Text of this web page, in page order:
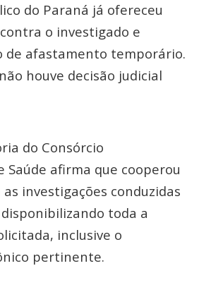
do Paraná já ofereceu
o investigado e
de afastamento temporário.
houve decisão judicial
do Consórcio
Saúde afirma que cooperou
investigações conduzidas
toda a
inclusive o
pertinente.